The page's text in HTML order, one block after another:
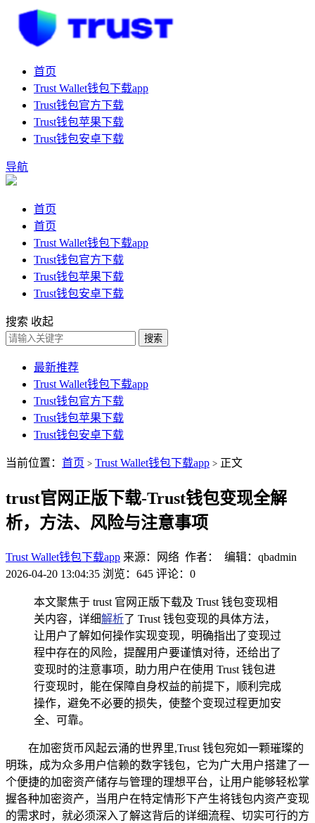
首页
Trust Wallet钱包下载app
Trust钱包官方下载
Trust钱包苹果下载
Trust钱包安卓下载
导航
首页
首页
Trust Wallet钱包下载app
Trust钱包官方下载
Trust钱包苹果下载
Trust钱包安卓下载
搜索 收起
搜索
最新推荐
Trust Wallet钱包下载app
Trust钱包官方下载
Trust钱包苹果下载
Trust钱包安卓下载
当前位置： 首页 > Trust Wallet钱包下载app > 正文
trust官网正版下载-Trust钱包变现全解
析，方法、风险与注意事项
Trust Wallet钱包下载app 来源：网络 作者： 编辑：qbadmin
2026-04-20 13:04:35 浏览：645 评论：0
本文聚焦于 trust 官网正版下载及 Trust 钱包变现相
关内容，详细解析了 Trust 钱包变现的具体方法，
让用户了解如何操作实现变现，明确指出了变现过
程中存在的风险，提醒用户要谨慎对待，还给出了
变现时的注意事项，助力用户在使用 Trust 钱包进
行变现时，能在保障自身权益的前提下，顺利完成
操作，避免不必要的损失，使整个变现过程更加安
全、可靠。
在加密货币风起云涌的世界里,Trust 钱包宛如一颗璀璨的
明珠，成为众多用户信赖的数字钱包，它为广大用户搭建了一
个便捷的加密资产储存与管理的理想平台，让用户能够轻松掌
握各种加密资产，当用户在特定情形下产生将钱包内资产变现
的需求时，就必须深入了解这背后的详细流程、切实可行的方